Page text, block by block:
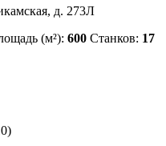
д. 273Л
(м²): 600 Станков: 17